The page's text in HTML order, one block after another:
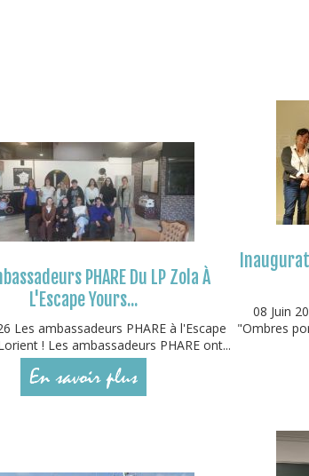
PHARE Du LP Zola À
L'Escape Yours...
Les ambassadeurs PHARE à l'Escape
! Les ambassadeurs PHARE ont...
En savoir plus
08 Juin
"Ombres